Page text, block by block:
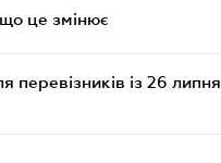
це змінює
перевізників із 26 липня